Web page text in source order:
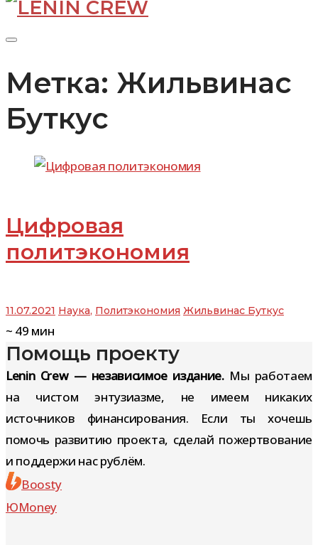
Метка: Жильвинас
Буткус
Цифровая
политэкономия
11.07.2021 Наука, Политэкономия Жильвинас Буткус
~ 49 мин
Помощь проекту
Lenin Crew — независимое издание.Мы работаем
на чистом энтузиазме, не имеем никаких
источников финансирования. Если ты хочешь
помочь развитию проекта, сделай пожертвование
и поддержи нас рублём.
Boosty
ЮMoney